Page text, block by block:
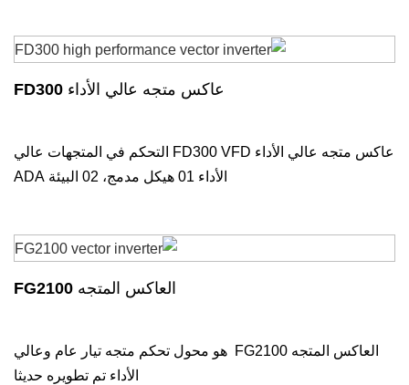
عاكس متجه عالي الأداء FD300
عاكس متجه عالي الأداء FD300 VFD التحكم في المتجهات عالي
الأداء 01 هيكل مدمج، 02 البيئة ADA
العاكس المتجه FG2100
العاكس المتجه FG2100 هو محول تحكم متجه تيار عام وعالي
الأداء تم تطويره حديثا